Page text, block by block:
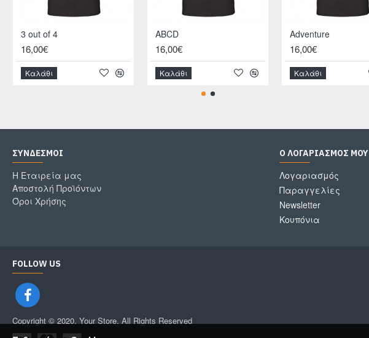
3 out of 4
16,00€
Καλάθι
ABCD
16,00€
Καλάθι
Adventure
16,00€
Καλάθι
ΣΎΝΔΕΣΜΟΙ
Η Εταιρεία μας
Αποστολή Προϊόντων
Όροι Χρήσης
Ο ΛΟΓΑΡΙΑΣΜΌΣ ΜΟΥ
Λογαριασμός
Παραγγελίες
Newsletter
Κουπόνια
FOLLOW US
Copyright © 2020, Your Store, All Rights Reserved